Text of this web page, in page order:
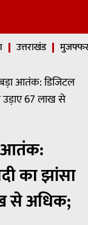
उत्तराखंड
आतंक: डिजिटल
उड़ाए 67 लाख से
आतंक:
का झांसा
से अधिक;